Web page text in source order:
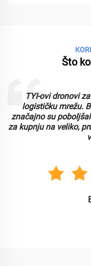
Što
TYI-ovi dronovi
logističku mrežu.
značajno su
za kupnju na veliko,